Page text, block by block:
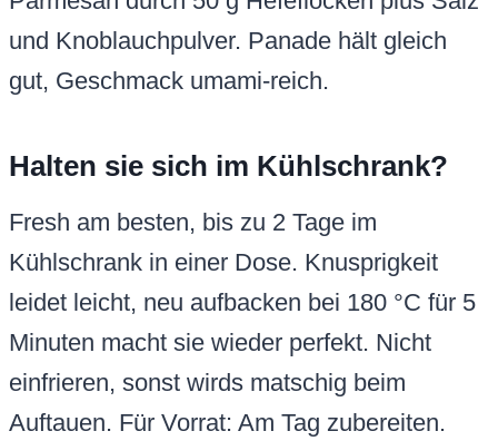
und Knoblauchpulver. Panade hält gleich
gut, Geschmack umami-reich.
Halten sie sich im Kühlschrank?
Fresh am besten, bis zu 2 Tage im
Kühlschrank in einer Dose. Knusprigkeit
leidet leicht, neu aufbacken bei 180 °C für 5
Minuten macht sie wieder perfekt. Nicht
einfrieren, sonst wirds matschig beim
Auftauen. Für Vorrat: Am Tag zubereiten.